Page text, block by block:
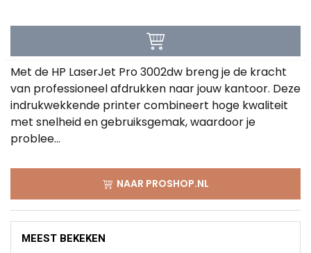
Met de HP LaserJet Pro 3002dw breng je de kracht
van professioneel afdrukken naar jouw kantoor. Deze
indrukwekkende printer combineert hoge kwaliteit
met snelheid en gebruiksgemak, waardoor je
problee...
NAAR PROSHOP.NL
MEEST BEKEKEN